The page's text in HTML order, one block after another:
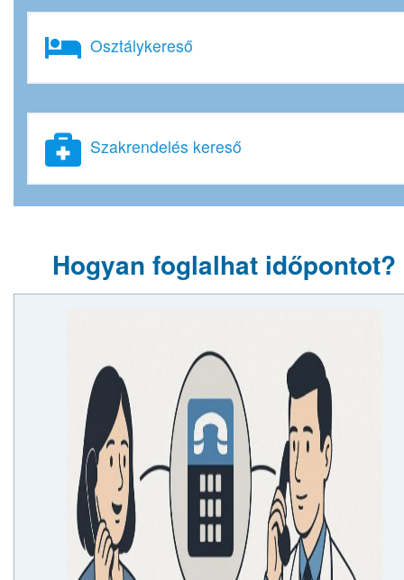
Osztálykereső
Szakrendelés kereső
Hogyan foglalhat időpontot?